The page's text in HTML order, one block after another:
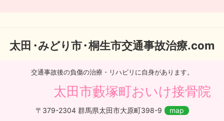
太田・みどり市・桐生市交通事故治療.com
交通事故後の負傷の治療・リハビリに自身があります。
太田市藪塚町おいけ接骨院
〒379-2304 群馬県太田市大原町398-9 map